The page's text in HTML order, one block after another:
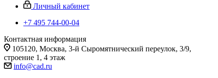
Личный кабинет
+7 495 744-00-04
Контактная информация
105120, Москва, 3-й Сыромятнический переулок, 3/9,
строение 1, 4 этаж
info@cad.ru